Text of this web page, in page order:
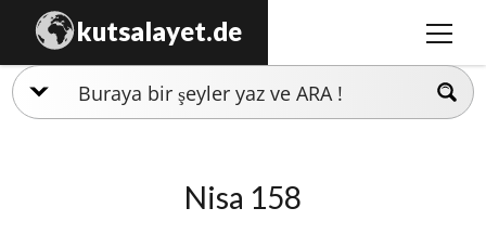
kutsalayet.de
menüyü
İslamiyet
Nisa 158